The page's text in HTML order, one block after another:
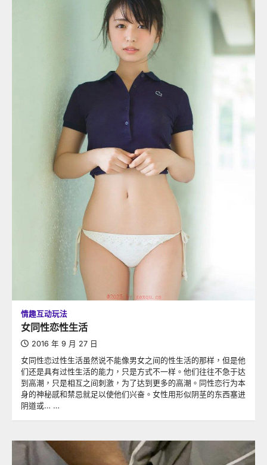
情趣互动玩法
女同性恋性生活
2016 年 9 月 27 日
女同性恋过性生活虽然说不能像男女之间的性生活的那样，但是他
们还是具有过性生活的能力，只是方式不一样。他们往往不急于达
到高潮，只是相互之间刺激，为了达到更多的高潮。同性恋行为本
身的神秘感和禁忌就足以使他们兴奋。女性用形似阴茎的东西塞进
阴道或… …